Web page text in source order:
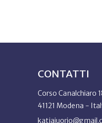
CONTATTI
Corso Canalchiaro
41121 Modena -